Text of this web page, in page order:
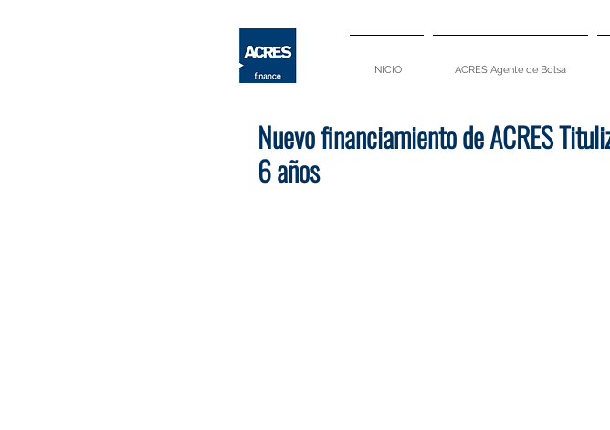
INICIO ACRES Agente de Bolsa
Nuevo financiamiento de ACRES
6 años